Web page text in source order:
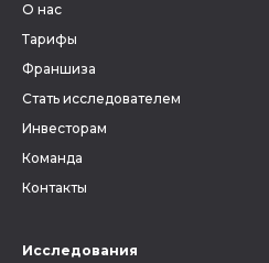
О нас
Тарифы
Франшиза
Стать исследователем
Инвесторам
Команда
Контакты
Исследования